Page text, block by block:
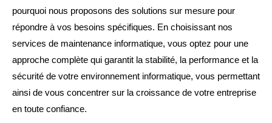
pourquoi nous proposons des solutions sur mesure pour
répondre à vos besoins spécifiques. En choisissant nos
services de maintenance informatique, vous optez pour une
approche complète qui garantit la stabilité, la performance et la
sécurité de votre environnement informatique, vous permettant
ainsi de vous concentrer sur la croissance de votre entreprise
en toute confiance.